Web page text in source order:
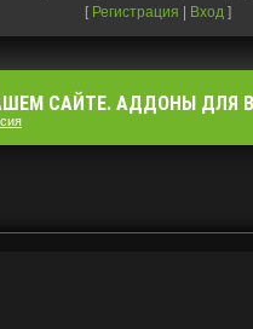
[ Регистрация | Вход ]
САЙТЕ. АДДОНЫ ДЛЯ